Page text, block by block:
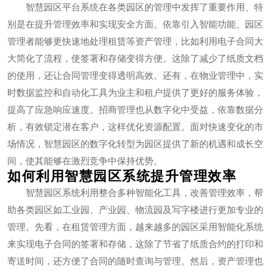
智慧园区平台系统在各类园区的管理中发挥了重要作用、特
别是在提升管理效率和实现安全方面。依靠引入智能功能、园区
管理者能够更快速地处理租赁等资产管理，比如利用电子合同大
大简化了流程，使签署和存储变得方便。这除了减少了纸质文档
的使用，还让合同管理变得透明高效。还有，在物业管理中，实
时数据监控和自动化工具为业主和租户提供了更好的服务体验，
提高了应急响应速度。招商管理也从数字化中受益，依靠数据分
析，有效锁定潜在客户，这样优化资源配置。面对快速变化的市
场情况，智慧园区的数字化转型为园区提供了新的机遇和成长空
间，使其能够在激烈竞争中保持优势。
如何利用智慧园区系统提升管理效率
智慧园区系统利用整合多种智能化工具，改善管理效率，帮
助各类园区如工业园、产业园、物流园及写字楼进行更加专业的
管理。先看，在租赁管理方面，越来越多的园区采用智能化系统
来实现电子合同的签署和存储，这除了节省了纸质合约的打印和
寄送时间，还方便了合同的随时查询与管理。然后，资产管理也